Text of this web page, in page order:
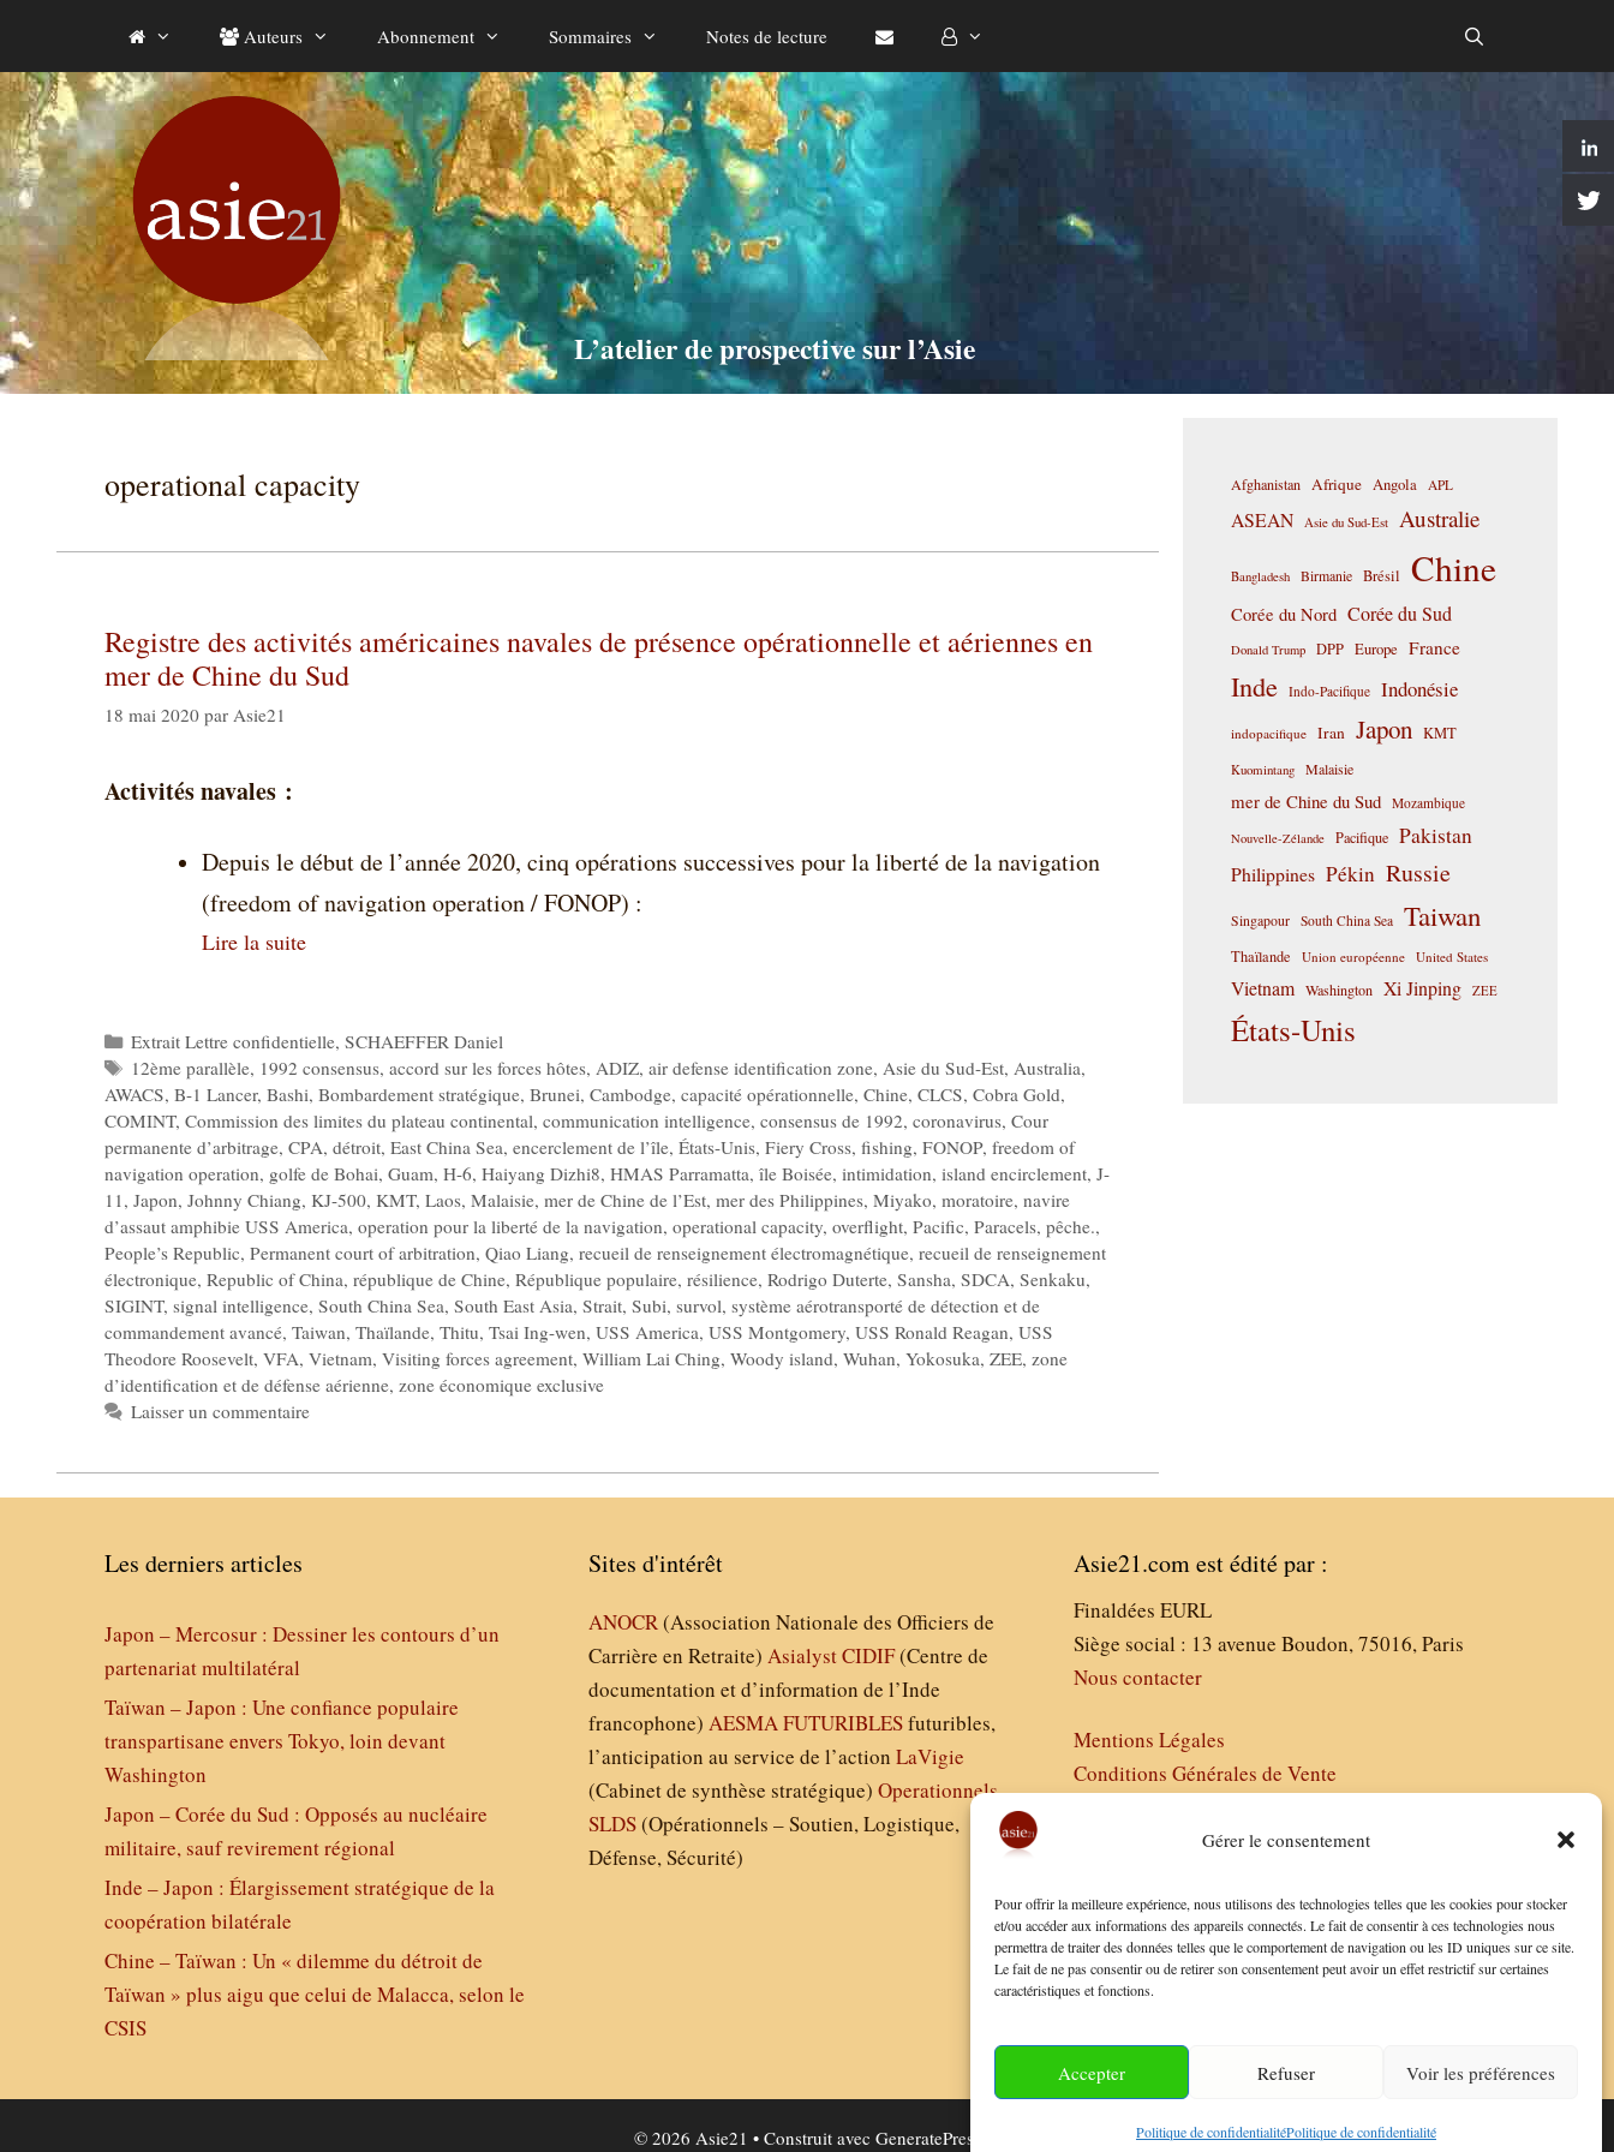
Gérer le consentement
Pour offrir la meilleure expérience, nous utilisons des technologies telles que les cookies pour stocker
et/ou accéder aux informations des appareils connectés. Le fait de consentir à ces technologies nous
permettra de traiter des données telles que le comportement de navigation ou les ID uniques sur ce site.
Le fait de ne pas consentir ou de retirer son consentement peut avoir un effet restrictif sur certaines
caractéristiques et fonctions.
Accepter Refuser Voir les préférences
Politique de confidentialitéPolitique de confidentialité
contenu
Auteurs Abonnement Sommaires Notes de lecture
L’atelier de prospective sur l’Asie
operational capacity
Registre des activités américaines navales de présence opérationnelle et aériennes en
mer de Chine du Sud
18 mai 2020 par Asie21
Activités navales :
Depuis le début de l’année 2020, cinq opérations successives pour la liberté de la navigation
(freedom of navigation operation / FONOP) :
Lire la suite
Catégories
Extrait Lettre confidentielle,SCHAEFFER Daniel
Étiquettes
12ème parallèle, 1992 consensus,accord sur les forces hôtes,ADIZ,air defense identification zone,Asie du Sud-Est,Australia,
AWACS, B-1 Lancer, Bashi, Bombardement stratégique, Brunei, Cambodge, capacité opérationnelle, Chine, CLCS, Cobra Gold,
COMINT, Commission des limites du plateau continental, communication intelligence, consensus de 1992, coronavirus, Cour
permanente d’arbitrage, CPA, détroit, East China Sea, encerclement de l’île, États-Unis, Fiery Cross, fishing, FONOP, freedom of
navigation operation, golfe de Bohai, Guam, H-6, Haiyang Dizhi8, HMAS Parramatta, île Boisée, intimidation, island encirclement, J-
11, Japon, Johnny Chiang, KJ-500, KMT, Laos, Malaisie, mer de Chine de l’Est, mer des Philippines, Miyako, moratoire, navire
d’assaut amphibie USS America, operation pour la liberté de la navigation, operational capacity, overflight, Pacific, Paracels, pêche.,
People’s Republic, Permanent court of arbitration, Qiao Liang, recueil de renseignement électromagnétique, recueil de renseignement
électronique, Republic of China, république de Chine, République populaire, résilience, Rodrigo Duterte, Sansha, SDCA, Senkaku,
SIGINT, signal intelligence, South China Sea, South East Asia, Strait, Subi, survol, système aérotransporté de détection et de
commandement avancé, Taiwan, Thaïlande, Thitu, Tsai Ing-wen, USS America, USS Montgomery, USS Ronald Reagan, USS
Theodore Roosevelt, VFA, Vietnam, Visiting forces agreement, William Lai Ching, Woody island, Wuhan, Yokosuka, ZEE, zone
d’identification et de défense aérienne, zone économique exclusive
Laisser un commentaire
Afghanistan Afrique Angola APL
ASEAN Asie du Sud-Est Australie
Bangladesh Birmanie Brésil Chine
Corée du Nord Corée du Sud
Donald Trump DPP Europe France
Inde Indo-Pacifique Indonésie
indopacifique Iran Japon KMT
Kuomintang Malaisie
mer de Chine du Sud Mozambique
Nouvelle-Zélande Pacifique Pakistan
Philippines Pékin Russie
Singapour South China Sea Taiwan
Thaïlande Union européenne United States
Vietnam Washington Xi Jinping ZEE
États-Unis
Les derniers articles
Japon – Mercosur : Dessiner les contours d’un
partenariat multilatéral
Taïwan – Japon : Une confiance populaire
transpartisane envers Tokyo, loin devant
Washington
Japon – Corée du Sud : Opposés au nucléaire
militaire, sauf revirement régional
Inde – Japon : Élargissement stratégique de la
coopération bilatérale
Chine – Taïwan : Un « dilemme du détroit de
Taïwan » plus aigu que celui de Malacca, selon le
CSIS
Sites d'intérêt
ANOCR(Association Nationale des Officiers de
Carrière en Retraite)AsialystCIDIF(Centre de
documentation et d’information de l’Inde
francophone)AESMAFUTURIBLESfuturibles,
l’anticipation au service de l’actionLaVigie
(Cabinet de synthèse stratégique)Operationnels
SLDS(Opérationnels – Soutien, Logistique,
Défense, Sécurité)
Asie21.com est édité par :
Finaldées EURL
Siège social : 13 avenue Boudon, 75016, Paris
Nous contacter
Mentions Légales
Conditions Générales de Vente
© 2026 Asie21 • Construit avec GeneratePress